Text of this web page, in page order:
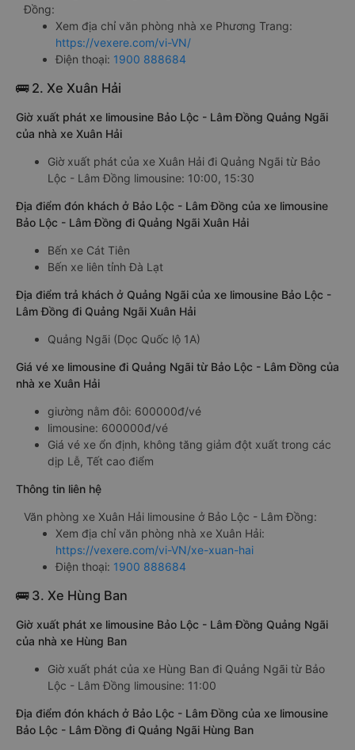
Đồng:
Xem địa chỉ văn phòng nhà xe Phương Trang:
https://vexere.com/vi-VN/
Điện thoại: 1900 888684
🚌 2. Xe Xuân Hải
Giờ xuất phát xe limousine Bảo Lộc - Lâm Đồng Quảng Ngãi
của nhà xe Xuân Hải
Giờ xuất phát của xe Xuân Hải đi Quảng Ngãi từ Bảo
Lộc - Lâm Đồng limousine: 10:00, 15:30
Địa điểm đón khách ở Bảo Lộc - Lâm Đồng của xe limousine
Bảo Lộc - Lâm Đồng đi Quảng Ngãi Xuân Hải
Bến xe Cát Tiên
Bến xe liên tỉnh Đà Lạt
Địa điểm trả khách ở Quảng Ngãi của xe limousine Bảo Lộc -
Lâm Đồng đi Quảng Ngãi Xuân Hải
Quảng Ngãi (Dọc Quốc lộ 1A)
Giá vé xe limousine đi Quảng Ngãi từ Bảo Lộc - Lâm Đồng của
nhà xe Xuân Hải
giường nằm đôi: 600000đ/vé
limousine: 600000đ/vé
Giá vé xe ổn định, không tăng giảm đột xuất trong các
dịp Lễ, Tết cao điểm
Thông tin liên hệ
Văn phòng xe Xuân Hải limousine ở Bảo Lộc - Lâm Đồng:
Xem địa chỉ văn phòng nhà xe Xuân Hải:
https://vexere.com/vi-VN/xe-xuan-hai
Điện thoại: 1900 888684
🚌 3. Xe Hùng Ban
Giờ xuất phát xe limousine Bảo Lộc - Lâm Đồng Quảng Ngãi
của nhà xe Hùng Ban
Giờ xuất phát của xe Hùng Ban đi Quảng Ngãi từ Bảo
Lộc - Lâm Đồng limousine: 11:00
Địa điểm đón khách ở Bảo Lộc - Lâm Đồng của xe limousine
Bảo Lộc - Lâm Đồng đi Quảng Ngãi Hùng Ban